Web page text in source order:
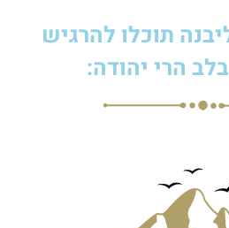
תוכלו להרגיש
הרי יהודה: